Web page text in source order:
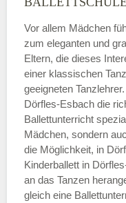
Freitag
Samstag
Vor allem Mädchen
zum eleganten und
Eltern, die dieses
einer klassischen
geeigneten
Dörfles-Esbach die
Ballettunterricht
Mädchen, sondern
die Möglichkeit, in
Kinderballett in
an das Tanzen
gleich eine